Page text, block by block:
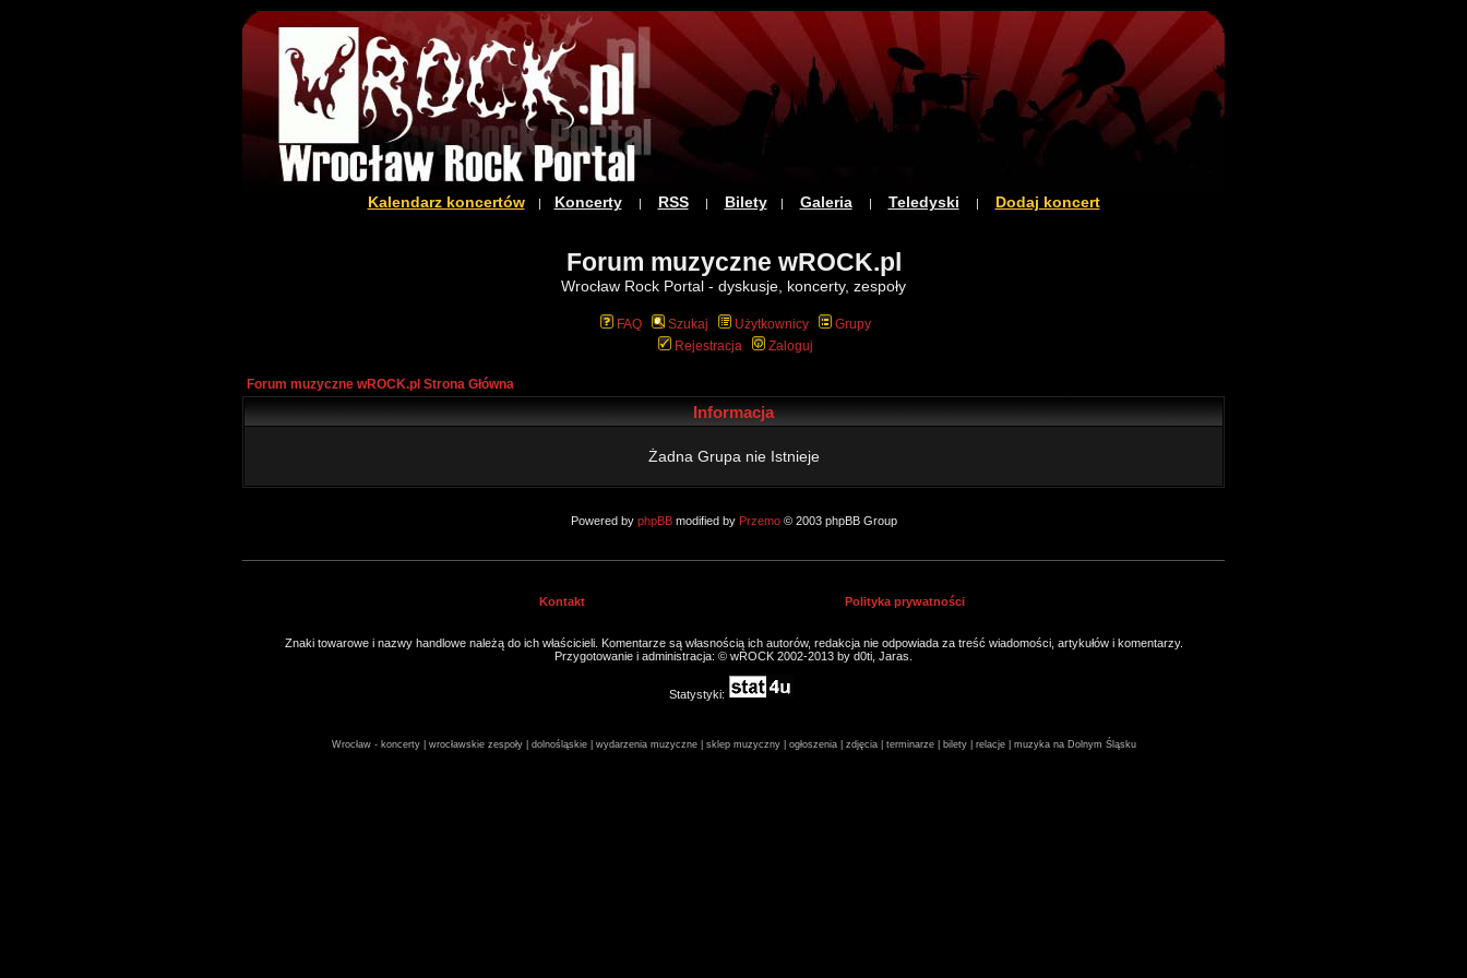
Kalendarz koncertów| Koncerty| RSS| Bilety| Galeria| Teledyski | Dodaj koncert
Forum muzyczne wROCK.pl
Wrocław Rock Portal - dyskusje, koncerty, zespoły
FAQ Szukaj Użytkownicy
Grupy
Rejestracja
Zaloguj
Forum muzyczne wROCK.pl Strona Główna
Informacja
Żadna Grupa nie Istnieje
Powered by phpBBmodified by Przemo© 2003 phpBB Group
Kontakt Polityka prywatności
Znaki towarowe i nazwy handlowe należą do ich właścicieli. Komentarze są własnością ich autorów, redakcja nie odpowiada za treść wiadomości, artykułów i komentarzy.
Przygotowanie i administracja: © wROCK 2002-2013 by d0ti, Jaras.
Statystyki:
Wrocław - koncerty | wrocławskie zespoły | dolnośląskie | wydarzenia muzyczne | sklep muzyczny | ogłoszenia | zdjęcia | terminarze | bilety | relacje | muzyka na Dolnym Śląsku